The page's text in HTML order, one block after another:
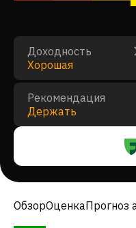
Доходность
Хорошая
Рекомендация
Держать
ОбзорОценкаПрогноз